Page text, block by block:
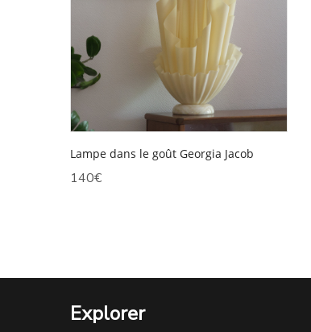
Lampe dans le goût Georgia Jacob
140€
Explorer